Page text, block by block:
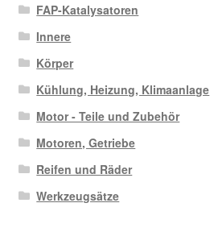
FAP-Katalysatoren
Innere
Körper
Kühlung, Heizung, Klimaanlage
Motor - Teile und Zubehör
Motoren, Getriebe
Reifen und Räder
Werkzeugsätze